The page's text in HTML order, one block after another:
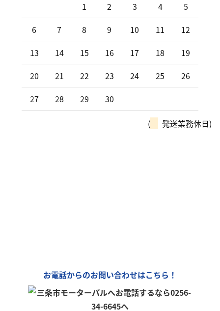
1
2 3 4
5
6
7 8 9 10 11
12
13
14 15 16 17 18
19
20
21 22 23 24 25
26
27
28 29 30
( 発送業務休日)
お電話からのお問い合わせはこちら！